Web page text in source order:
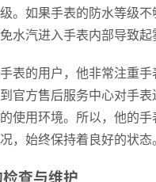
。如果手表的防水等级
水汽进入手表内部导致起
表的用户，他非常注重
官方售后服务中心对手
使用环境。所以，他的
，始终保持着良好的状态。
查与维护